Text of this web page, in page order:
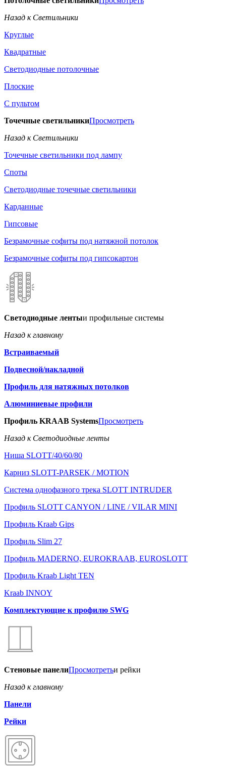
Назад к Светильники
Круглые
Квадратные
Светодиодные потолочные
Плоские
С пультом
Точечные светильникиПросмотреть
Назад к Светильники
Точечные светильники под лампу
Споты
Светодиодные точечные светильники
Карданные
Гипсовые
Безрамочные софиты под натяжной потолок
Безрамочные софиты под гипсокартон
Светодиодные лентыи профильные системы
Назад к главному
Встраиваемый
Подвесной/накладной
Профиль для натяжных потолков
Алюминиевые профили
Профиль KRAAB SystemsПросмотреть
Назад к Светодиодные ленты
Ниша SLOTT/40/60/80
Карниз SLOTT-PARSEK / MOTION
Система однофазного трека SLOTT INTRUDER
Профиль SLOTT CANYON / LINE / VILAR MINI
Профиль Kraab Gips
Профиль Slim 27
Профиль MADERNO, EUROKRAAB, EUROSLOTT
Профиль Kraab Light TEN
Kraab INNOY
Комплектующие к профилю SWG
Стеновые панелиПросмотретьи рейки
Назад к главному
Панели
Рейки